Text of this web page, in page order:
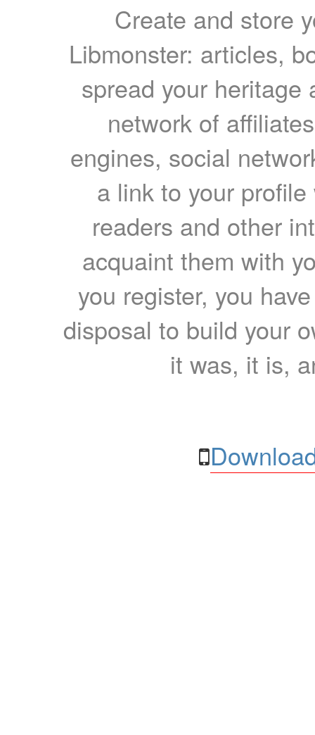
Create and store
Libmonster: articles,
spread your heritage
network of
engines, social
a link to your
readers and other
acquaint them with
you register, you
disposal to build your
it was, it is,